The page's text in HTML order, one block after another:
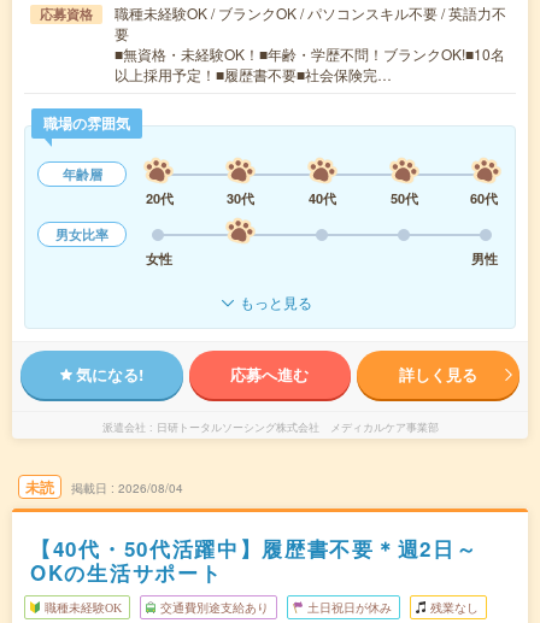
応募資格
職種未経験OK / ブランクOK / パソコンスキル不要 / 英語力不
要
■無資格・未経験OK！■年齢・学歴不問！ブランクOK!■10名
以上採用予定！■履歴書不要■社会保険完…
職場の雰囲気
年齢層
20代
30代 40代 50代
60代
男女比率
女性
男性
もっと見る
気になる! 応募へ進む 詳しく見る
派遣会社 日研トータルソーシング株式会社 メディカルケア事業部
未読 掲載日 2026/08/04
【40代・50代活躍中】履歴書不要＊週2日～
OKの生活サポート
職種未経験OK 交通費別途支給あり 土日祝日が休み 残業なし